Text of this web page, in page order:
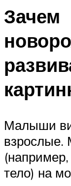
Зачем
Малыши
взрослые.
тело) на